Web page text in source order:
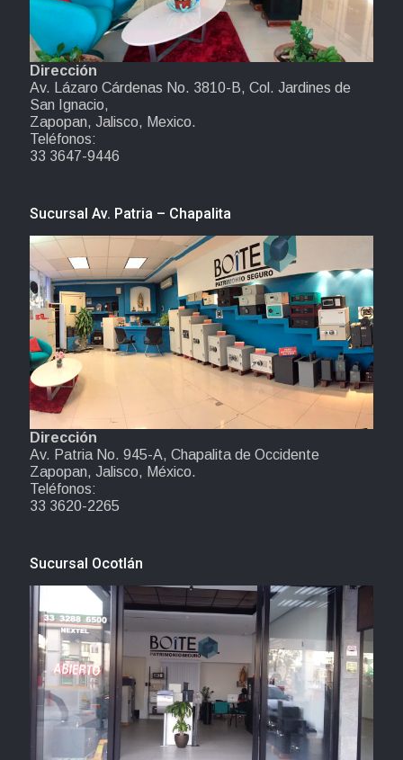
Dirección
Av. Lázaro Cárdenas No. 3810-B, Col. Jardines de
San Ignacio,
Zapopan, Jalisco, Mexico.
Teléfonos:
33 3647-9446
Sucursal Av. Patria – Chapalita
Dirección
Av. Patria No. 945-A, Chapalita de Occidente
Zapopan, Jalisco, México.
Teléfonos:
33 3620-2265
Sucursal Ocotlán